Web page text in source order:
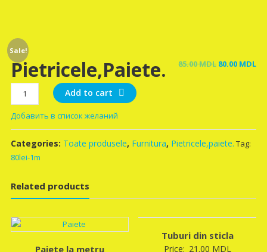
Sale!
Pietricele,paiete. 85.00MDL Original
80.00 MDL
Pietricele,paiete.
quantity
Add to cart
Добавить в список желаний
Categories: Toate produsele, Furnitura, Pietricele,paiete. Tag:
80lei-1m
Related products
Paiete la metru
Tuburi din sticla
Price: 21.00 MDL